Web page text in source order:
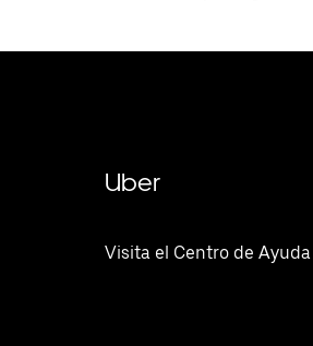
Uber
Visita el Centro de Ayuda